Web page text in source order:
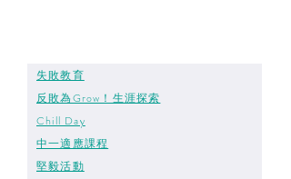
失敗教育
​反敗為Grow！生涯探索
Chill Day
​中一適應課程
堅毅活動